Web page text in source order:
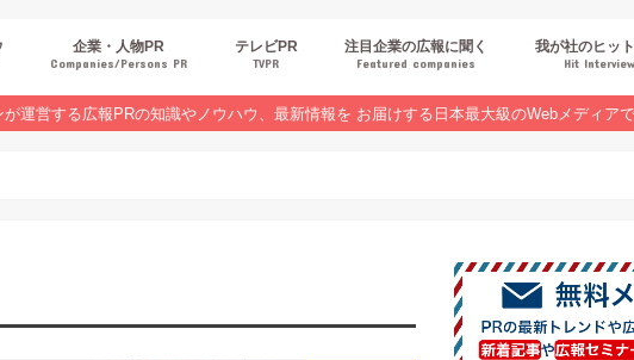
スPR
ミナーレポート
企業・人物PR
Companies/Persons PR
テレビPR
TVPR
注目企業の広報に聞く
Featured companies
我が社のヒッ
Hit Interview
運営する広報PRの知識やノウハウ、最新情報を お届けする日本最大級のWebメディアで